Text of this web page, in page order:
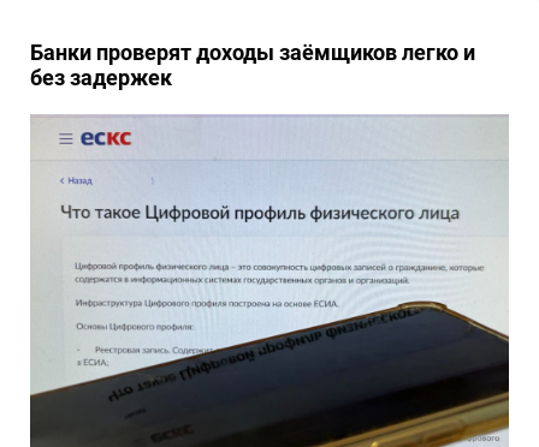
Банки проверят доходы заёмщиков легко и
без задержек